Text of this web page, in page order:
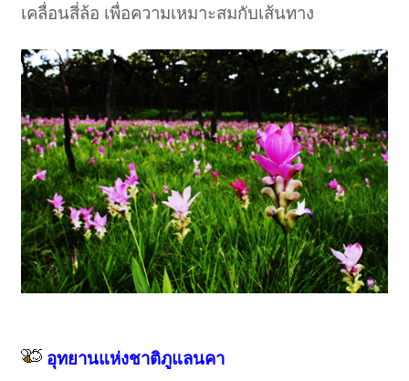
เคลื่อนสี่ล้อ เพื่อความเหมาะสมกับเส้นทาง
อุทยานแห่งชาติภูแลนคา